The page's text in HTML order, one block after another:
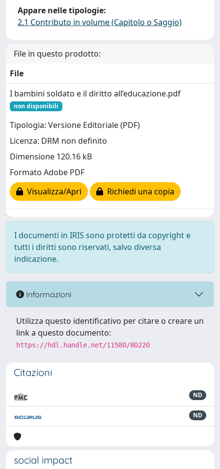
Appare nelle tipologie:
2.1 Contributo in volume (Capitolo o Saggio)
File in questo prodotto:
File
I bambini soldato e il diritto all’educazione.pdf
non disponibili
Tipologia: Versione Editoriale (PDF)
Licenza: DRM non definito
Dimensione 120.16 kB
Formato Adobe PDF
Visualizza/Apri
Richiedi una copia
I documenti in IRIS sono protetti da copyright e
tutti i diritti sono riservati, salvo diversa
indicazione.
Informazioni
Utilizza questo identificativo per citare o creare un
link a questo documento:
https://hdl.handle.net/11580/80220
Citazioni
ND
ND
social impact